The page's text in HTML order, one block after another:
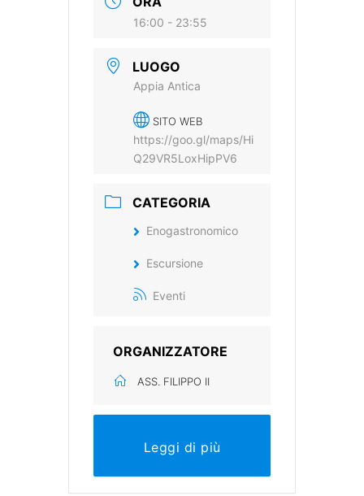
16:00 - 23:55
LUOGO
Appia Antica
SITO WEB
https://goo.gl/maps/Hi
Q29VR5LoxHipPV6
CATEGORIA
Enogastronomico
Escursione
Eventi
ORGANIZZATORE
ASS. FILIPPO II
Leggi di più